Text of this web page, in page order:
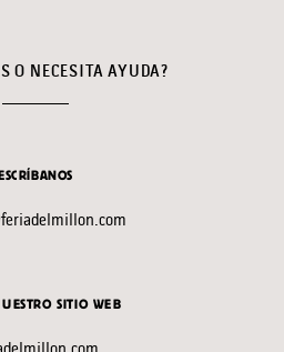
O NECESITA AYUDA?
SITIO WEB